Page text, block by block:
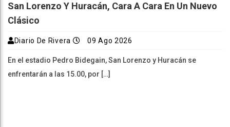
San Lorenzo Y Huracán, Cara A Cara En Un Nuevo
Clásico
Diario De Rivera 09 Ago 2026
En el estadio Pedro Bidegain, San Lorenzo y Huracán se
enfrentarán a las 15.00, por […]